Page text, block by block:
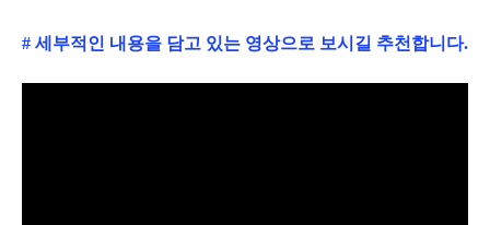
# 세부적인 내용을 담고 있는 영상으로 보시길 추천합니다.